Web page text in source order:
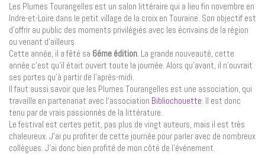
Les Plumes Tourangelles est un salon littéraire qui a lieu fin novembre en
Indre-et-Loire dans le petit village de la croix en Touraine. Son objectif est
d’offrir au public des moments privilégiés avec les écrivains de la région
ou venant d’ailleurs.
Cette année, il a fêté sa 6éme édition. La grande nouveauté, cette
année c’est qu’il était ouvert toute la journée. Alors qu’avant, il n’ouvrait
ses portes qu’à partir de l’après-midi.
Il faut aussi savoir que les Plumes Tourangelles est une association, qui
travaille en partenariat avec l’association Bibliochouette. Il est donc
tenu par de vrais passionnés de la littérature.
Le festival est certes petit, pas plus de vingt auteurs, mais il est très
chaleureux. J’ai pu profiter de cette journée pour parler avec de nombreux
collègues. J’ai donc bien profité de mon côté de l’événement.